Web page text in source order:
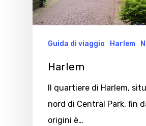
Guida di viaggio Harlem
Harlem
Il quartiere di Harlem,
nord di Central Park, fin
origini è…